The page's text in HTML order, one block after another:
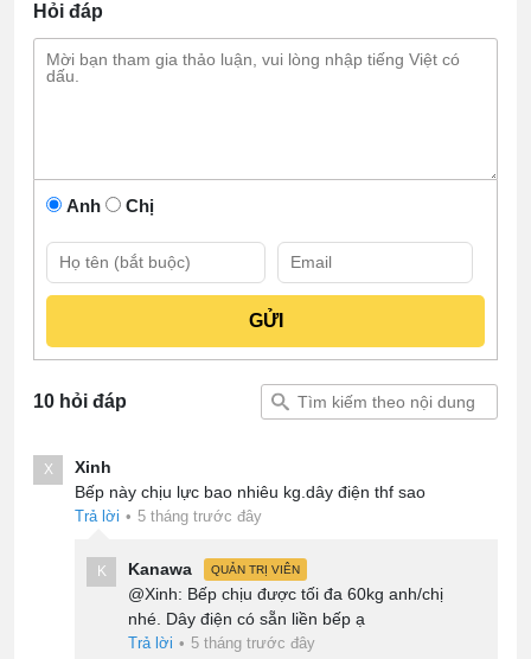
Hỏi đáp
Anh Chị
10 hỏi đáp
X
Xinh
Bếp này chịu lực bao nhiêu kg.dây điện thf sao
Trả lời • 5 tháng trước đây
K Kanawa QUẢN TRỊ VIÊN
@Xinh: Bếp chịu được tối đa 60kg anh/chị
nhé. Dây điện có sẵn liền bếp ạ
Trả lời • 5 tháng trước đây